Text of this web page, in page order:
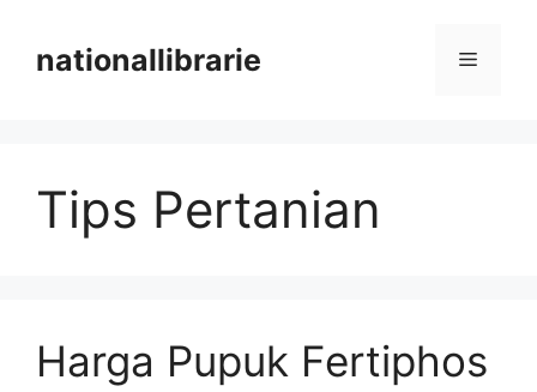
contentnationallibrarie Menu
Tips Pertanian
Harga Pupuk Fertiphos